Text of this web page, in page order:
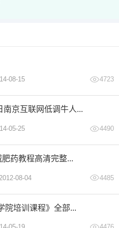
08-15 4723
南京互联网低调牛人...
05-25 4490
药教程高清完整...
2012-08-04 4485
院培训课程》全部...